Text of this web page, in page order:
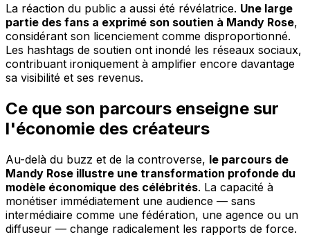
La réaction du public a aussi été révélatrice. Une large
partie des fans a exprimé son soutien à Mandy Rose,
considérant son licenciement comme disproportionné.
Les hashtags de soutien ont inondé les réseaux sociaux,
contribuant ironiquement à amplifier encore davantage
sa visibilité et ses revenus.
Ce que son parcours enseigne sur
l'économie des créateurs
Au-delà du buzz et de la controverse, le parcours de
Mandy Rose illustre une transformation profonde du
modèle économique des célébrités. La capacité à
monétiser immédiatement une audience — sans
intermédiaire comme une fédération, une agence ou un
diffuseur — change radicalement les rapports de force.